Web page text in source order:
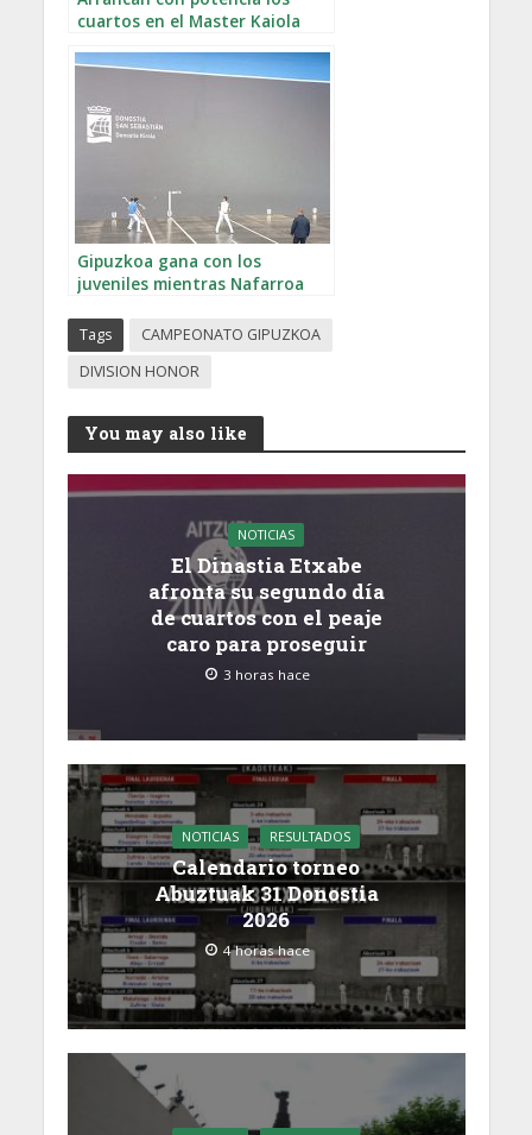
cuartos en el Master Kaiola
Gipuzkoa gana con los
juveniles mientras Nafarroa
GRABNI
Tags
CAMPEONATO GIPUZKOA
DIVISION HONOR
You may also like
NOTICIAS
El Dinastia Etxabe
afronta su segundo día
de cuartos con el peaje
caro para proseguir
3 horas hace
NOTICIAS RESULTADOS
Calendario torneo
Abuztuak 31 Donostia
2026
4 horas hace